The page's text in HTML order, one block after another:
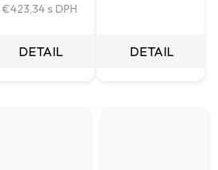
€423,34
DETAIL DETAIL